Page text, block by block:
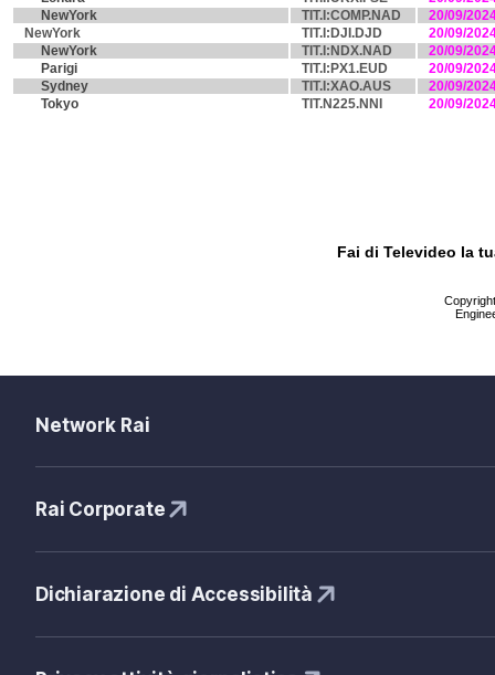
NewYork
TIT.I:COMP.NAD
20/09/
NewYork
TIT.I:DJI.DJD
20/09/
NewYork
TIT.I:NDX.NAD
20/09/
Parigi
TIT.I:PX1.EUD
20/09/
Sydney
TIT.I:XAO.AUS
20/09/
Tokyo
TIT.N225.NNI 20/09/
Fai di Televideo la